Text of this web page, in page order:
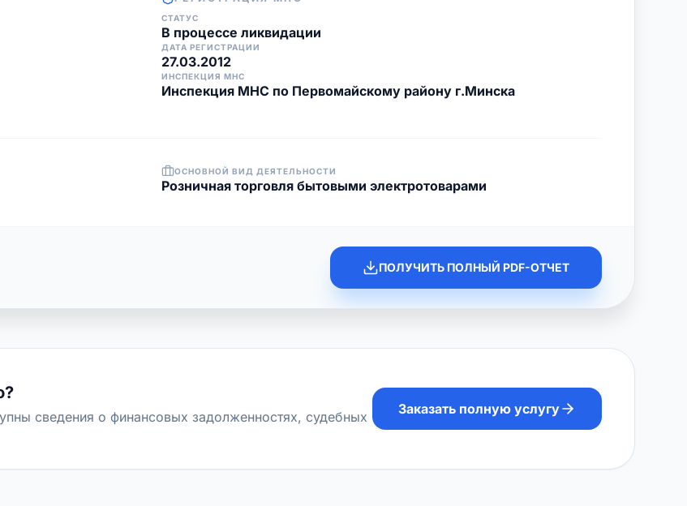
СТАТУС
В процессе ликвидации
ДАТА РЕГИСТРАЦИИ
27.03.2012
ИНСПЕКЦИЯ МНС
Инспекция МНС по Первомайскому району г.Минска
ОСНОВНОЙ ВИД ДЕЯТЕЛЬНОСТИ
Розничная торговля бытовыми электротоварами
ПОЛУЧИТЬ ПОЛНЫЙ PDF-ОТЧЕТ
сведения о финансовых задолженностях, судебных
Заказать полную услугу